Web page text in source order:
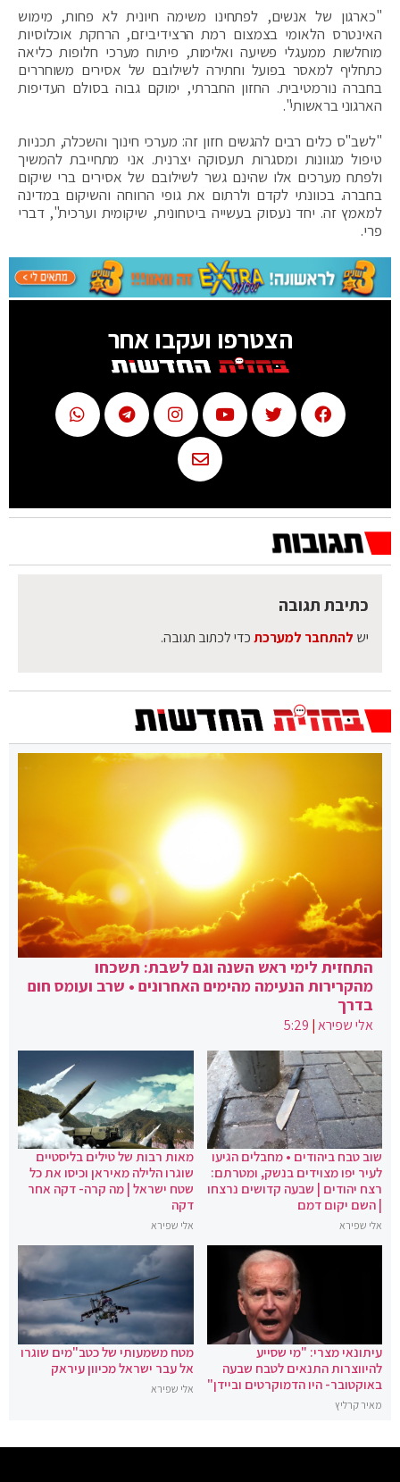
"כארגון של אנשים, לפתחינו משימה חיונית לא פחות, מימוש
האינטרס הלאומי בצמצום רמת הרצידיביזם, הרחקת אוכלוסיות
מוחלשות ממעגלי פשיעה ואלימות, פיתוח מערכי חלופות כליאה
כתחליף למאסר בפועל וחתירה לשילובם של אסירים משוחררים
בחברה נורמטיבית. החזון החברתי, ימוקם גבוה בסולם העדיפות
הארגוני בראשותי".
"לשב"ס כלים רבים להגשים חזון זה: מערכי חינוך והשכלה, תכניות
טיפול מגוונות ומסגרות תעסוקה יצרנית. אני מתחייבת להמשיך
ולפתח מערכים אלו שהינם גשר לשילובם של אסירים ברי שיקום
בחברה. בכוונתי לקדם ולרתום את גופי הרווחה והשיקום במדינה
למאמץ זה. יחד נעסוק בעשייה ביטחונית, שיקומית וערכית", דברי
פרי.
הצטרפו ועקבו אחר
כתיבת תגובה
יש להתחבר למערכתכדי לכתוב תגובה.
התחזית לימי ראש השנה וגם לשבת: תשכחו
מהקרירות הנעימה מהימים האחרונים • שרב ועומס חום
בדרך
אלי שפירא|
5:29
שוב טבח ביהודים • מחבלים הגיעו
לעיר יפו מצוידים בנשק, ומטרתם:
רצח יהודים | שבעה קדושים נרצחו
| השם יקום דמם
אלי שפירא
מאות רבות של טילים בליסטיים
שוגרו הלילה מאיראן וכיסו את כל
שטח ישראל | מה קרה- דקה אחר
דקה
אלי שפירא
עיתונאי מצרי: "מי שסייע
להיווצרות התנאים לטבח שבעה
באוקטובר- היו הדמוקרטים וביידן"
מאיר קרליץ
מטח משמעותי של כטב"מים שוגרו
אל עבר ישראל מכיוון עיראק
אלי שפירא